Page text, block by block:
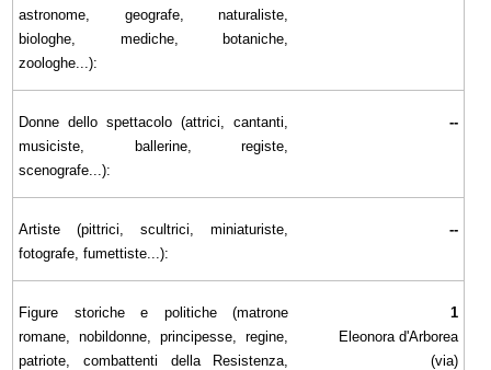
astronome, geografe, naturaliste,
biologhe, mediche, botaniche,
zoologhe...):
Donne dello spettacolo (attrici, cantanti,
musiciste, ballerine, registe,
scenografe...):
--
Artiste (pittrici, scultrici, miniaturiste,
fotografe, fumettiste...):
--
Figure storiche e politiche (matrone
romane, nobildonne, principesse, regine,
patriote, combattenti della Resistenza,
1
Eleonora d'Arborea
(via)